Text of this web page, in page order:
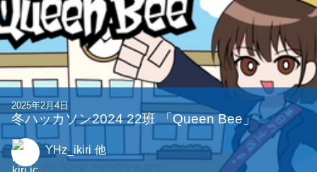
2025年2月4日
冬ハッカソン2024 22班 「Queen Bee」
YHz_ikiri 他